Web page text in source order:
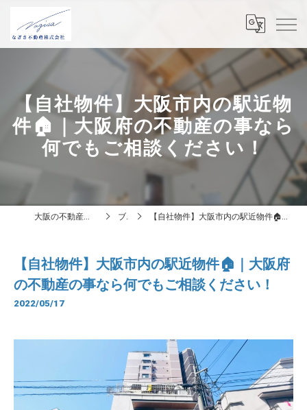
【自社物件】大阪市内の駅近物
件🏠｜大阪府の不動産の事なら
何でもご相談ください！
大阪の不動産はなぎさ不動産株式会社 ブログ 【自社物件】大阪市内の駅近物件🏠｜大阪府の不動産の事なら何でもご相談ください！
【自社物件】大阪市内の駅近物件🏠｜大阪府
の不動産の事なら何でもご相談ください！
2022/05/17